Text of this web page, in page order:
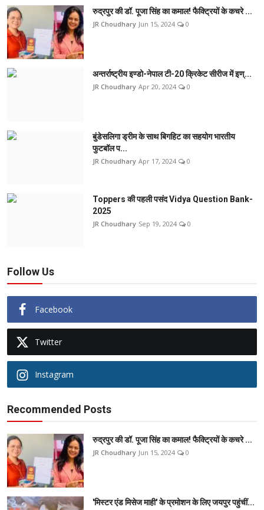
रुद्रपुर की डॉ. पूजा सिंह का कमाल! फैक्ट्रियों के कचरे ...
JR Choudhary Jun 15, 2024 0
अन्तर्राष्ट्रीय इण्डो-नेपाल टी-20 क्रिकेट सीरीज में इण्...
JR Choudhary Apr 20, 2024 0
बुंडेसलिगा ड्रीम के साथ बिगहिट का सहयोग भारतीय
फुटबॉल प...
JR Choudhary Apr 17, 2024 0
Toppers की पहली पसंद Vidya Question Bank-
2025
JR Choudhary Sep 19, 2024 0
Follow Us
Facebook
Twitter
Instagram
Recommended Posts
रुद्रपुर की डॉ. पूजा सिंह का कमाल! फैक्ट्रियों के कचरे ...
JR Choudhary Jun 15, 2024 0
'मिस्टर एंड मिसेज माही' के प्रमोशन के लिए जयपुर पहुंचीं...